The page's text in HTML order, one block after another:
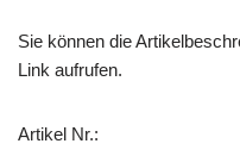
Sie können die
Link aufrufen.
Artikel Nr.: